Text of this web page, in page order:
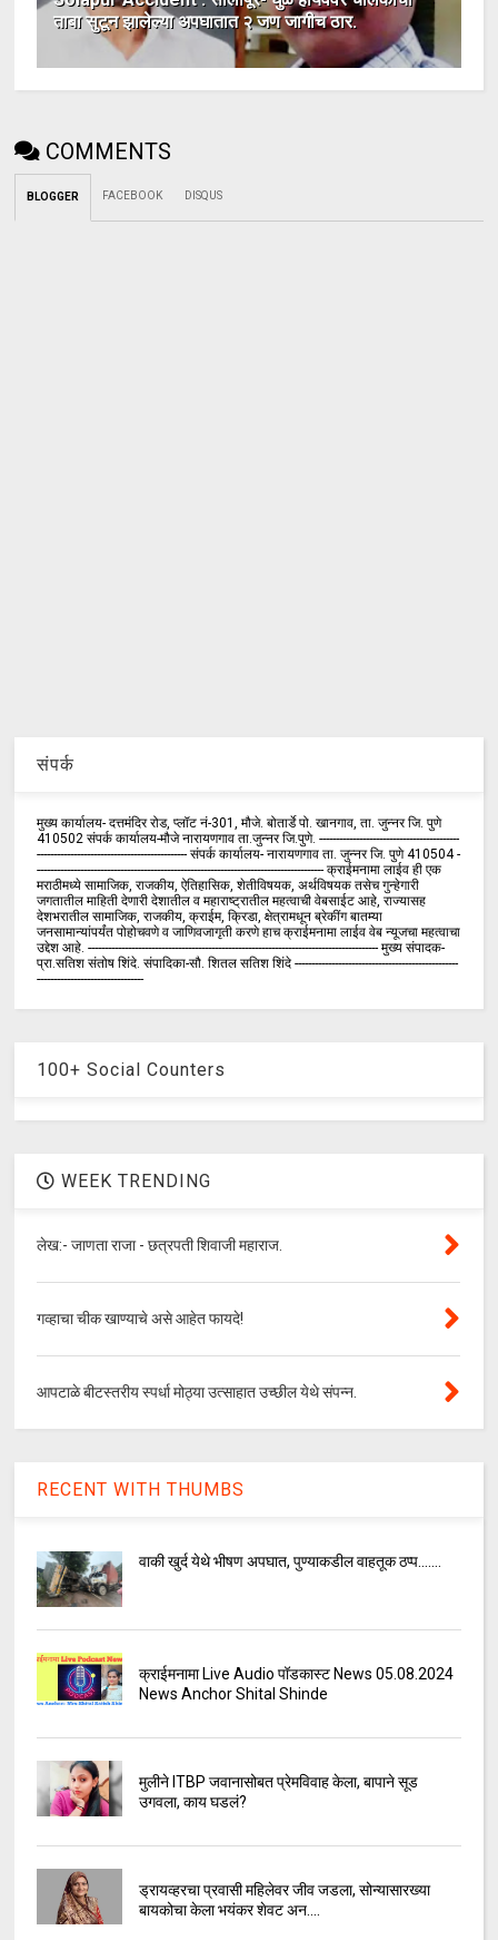
ताबा सुटून झालेल्या अपघातात २ जण जागीच ठार.
COMMENTS
BLOGGER FACEBOOK DISQUS
संपर्क
मुख्य कार्यालय- दत्तमंदिर रोड, प्लॉट नं-301, मौजे. बोतार्डे पो. खानगाव, ता. जुन्नर जि. पुणे
410502 संपर्क कार्य‍ालय-मौजे नारायणगाव ता.जुन्नर जि.पुणे. ------------------------------------------
--------------------------------------------- संपर्क कार्यालय- नारायणगाव ता. जुन्नर जि. पुणे 410504 -
-------------------------------------------------------------------------------------- क्राईमनामा लाईव ही एक
मराठीमध्ये सामाजिक, राजकीय, ऐतिहासिक, शेतीविषयक, अर्थविषयक तसेच गुन्हेगारी
जगतातील माहिती देणारी देशातील व महाराष्ट्रातील महत्वाची वेबसाईट आहे, राज्यासह
देशभरातील सामाजिक, राजकीय, क्राईम, क्रिडा, क्षेत्रामधून ब्रेकींग बातम्या
जनसामान्यांपर्यंत पोहोचवणे व जाणिवजागृती करणे हाच क्राईमनामा लाईव वेब न्यूजचा महत्वाचा
उद्देश आहे. --------------------------------------------------------------------------------------- मुख्य संपादक-
प्रा.सतिश संतोष शिंदे. संपादिका-सौ. शितल सतिश शिंदे -------------------------------------------------
--------------------------------
100+ Social Counters
WEEK TRENDING
लेख:- जाणता राजा - छत्रपती शिवाजी महाराज.
गव्हाचा चीक खाण्याचे असे आहेत फायदे!
आपटाळे बीटस्तरीय स्पर्धा मोठ्या उत्साहात उच्छील येथे संपन्न.
RECENT WITH THUMBS
वाकी खुर्द येथे भीषण अपघात, पुण्याकडील वाहतूक ठप्प.......
क्राईमनामा Live Audio पॉडकास्ट News 05.08.2024
News Anchor Shital Shinde
मुलीने ITBP जवानासोबत प्रेमविवाह केला, बापाने सूड
उगवला, काय घडलं?
ड्रायव्हरचा प्रवासी महिलेवर जीव जडला, सोन्यासारख्या
बायकोचा केला भयंकर शेवट अन....